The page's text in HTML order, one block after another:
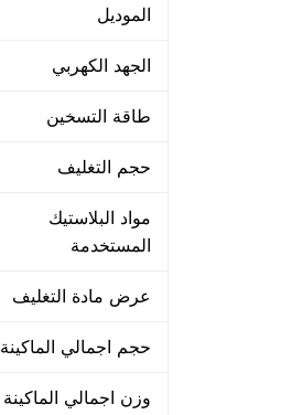
الموديل
الجهد الكهربي
طاقة التسخين
حجم التغليف
مواد البلاستيك
المستخدمة
عرض مادة التغليف
حجم اجمالي الماكينة
وزن اجمالي الماكينة